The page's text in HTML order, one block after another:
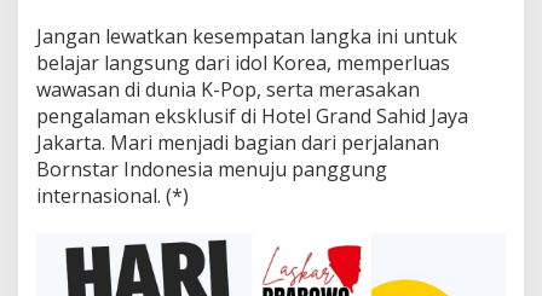
Jangan lewatkan kesempatan langka ini untuk
belajar langsung dari idol Korea, memperluas
wawasan di dunia K-Pop, serta merasakan
pengalaman eksklusif di Hotel Grand Sahid Jaya
Jakarta. Mari menjadi bagian dari perjalanan
Bornstar Indonesia menuju panggung
internasional. (*)